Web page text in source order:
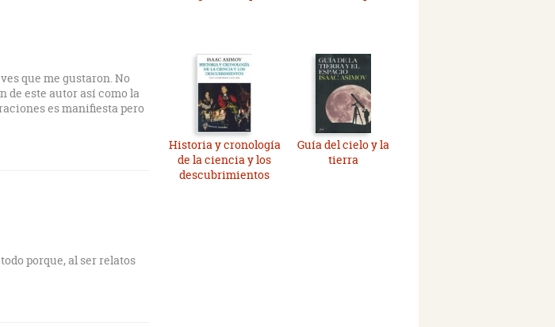
que me gustaron. No
de este autor así como la
es manifiesta pero
porque, al ser relatos
Historia y cronología
de la ciencia y los
descubrimientos
Guía del cielo y la
tierra